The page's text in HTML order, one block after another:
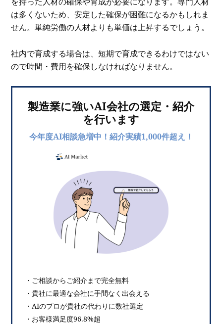
は多くないため、安定した確保が困難になるかもしれま
せん。単純労働の人材よりも単価は上昇するでしょう。
社内で育成する場合は、短期で育成できるわけではない
ので時間・費用を確保しなければなりません。
製造業に強いAI会社の選定・紹介
を行います
今年度AI相談急増中！紹介実績1,000件超え！
・ご相談からご紹介まで完全無料
・貴社に最適な会社に手間なく出会える
・AIのプロが貴社の代わりに数社選定
・お客様満足度96.8%超